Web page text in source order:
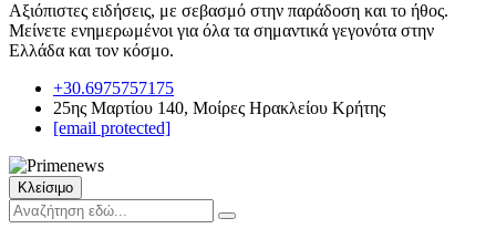
Αξιόπιστες ειδήσεις, με σεβασμό στην παράδοση και το ήθος.
Μείνετε ενημερωμένοι για όλα τα σημαντικά γεγονότα στην
Ελλάδα και τον κόσμο.
+30.6975757175
25ης Μαρτίου 140, Μοίρες Ηρακλείου Κρήτης
[email protected]
Κλείσιμο